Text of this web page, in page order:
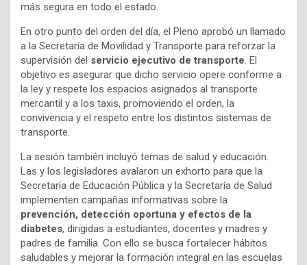
más segura en todo el estado.
En otro punto del orden del día, el Pleno aprobó un llamado
a la Secretaría de Movilidad y Transporte para reforzar la
supervisión del servicio ejecutivo de transporte. El
objetivo es asegurar que dicho servicio opere conforme a
la ley y respete los espacios asignados al transporte
mercantil y a los taxis, promoviendo el orden, la
convivencia y el respeto entre los distintos sistemas de
transporte.
La sesión también incluyó temas de salud y educación.
Las y los legisladores avalaron un exhorto para que la
Secretaría de Educación Pública y la Secretaría de Salud
implementen campañas informativas sobre la
prevención, detección oportuna y efectos de la
diabetes, dirigidas a estudiantes, docentes y madres y
padres de familia. Con ello se busca fortalecer hábitos
saludables y mejorar la formación integral en las escuelas